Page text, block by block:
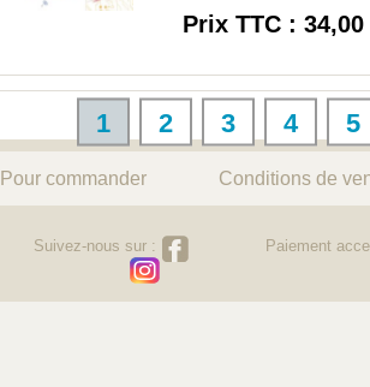
Prix TTC : 34,00
1 2 3 4 5
Pour commander Conditions de
Suivez-nous sur : Paiement